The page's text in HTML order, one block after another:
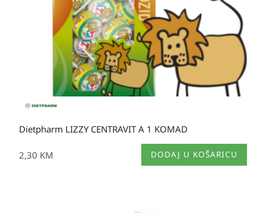
Dietpharm LIZZY CENTRAVIT A 1 KOMAD
2,30 KM DODAJ U KOŠARICU